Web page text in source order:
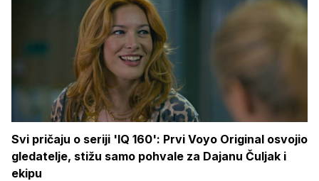
Svi pričaju o seriji 'IQ 160': Prvi Voyo Original osvojio
gledatelje, stižu samo pohvale za Dajanu Čuljak i
ekipu